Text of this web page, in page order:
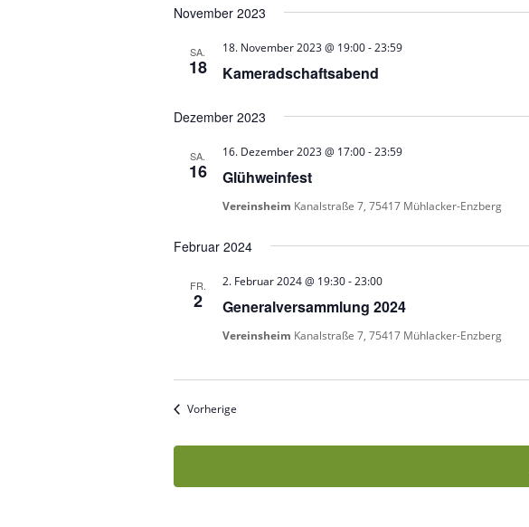
November 2023
SA.
18 Kameradschaftsabend
18. November 2023 @ 19:00-23:59
Dezember 2023
SA.
16 Glühweinfest
16. Dezember 2023 @ 17:00-23:59
Vereinsheim Kanalstraße 7, 75417 Mühlacker-Enzberg
Februar 2024
FR.
2 Generalversammlung 2024
2. Februar 2024 @ 19:30-23:00
Vereinsheim Kanalstraße 7, 75417 Mühlacker-Enzberg
VorherigeVeranstaltungen